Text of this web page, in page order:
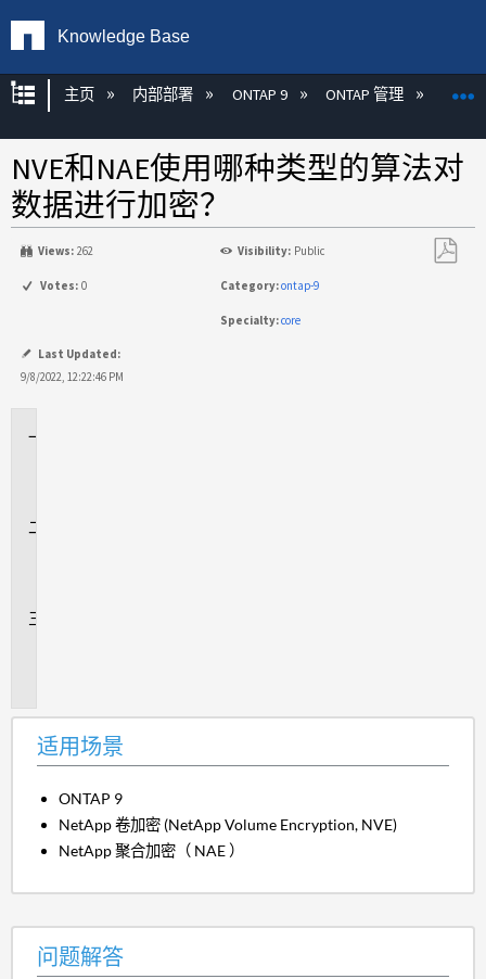
Knowledge Base
扩展/隐缩全局层次
主页 内部部署 ONTAP 9 ONTAP 管理 加密
NVE和NAE使用哪种类型的算法对
数据进行加密？
Views: 262 Visibility: Public
Votes: 0 Category:ontap-9
Specialty:core
Last Updated:
9/8/2022, 12:22:46 PM
适用场景
ONTAP 9
NetApp 卷加密 (NetApp Volume Encryption, NVE)
NetApp 聚合加密（ NAE ）
问题解答